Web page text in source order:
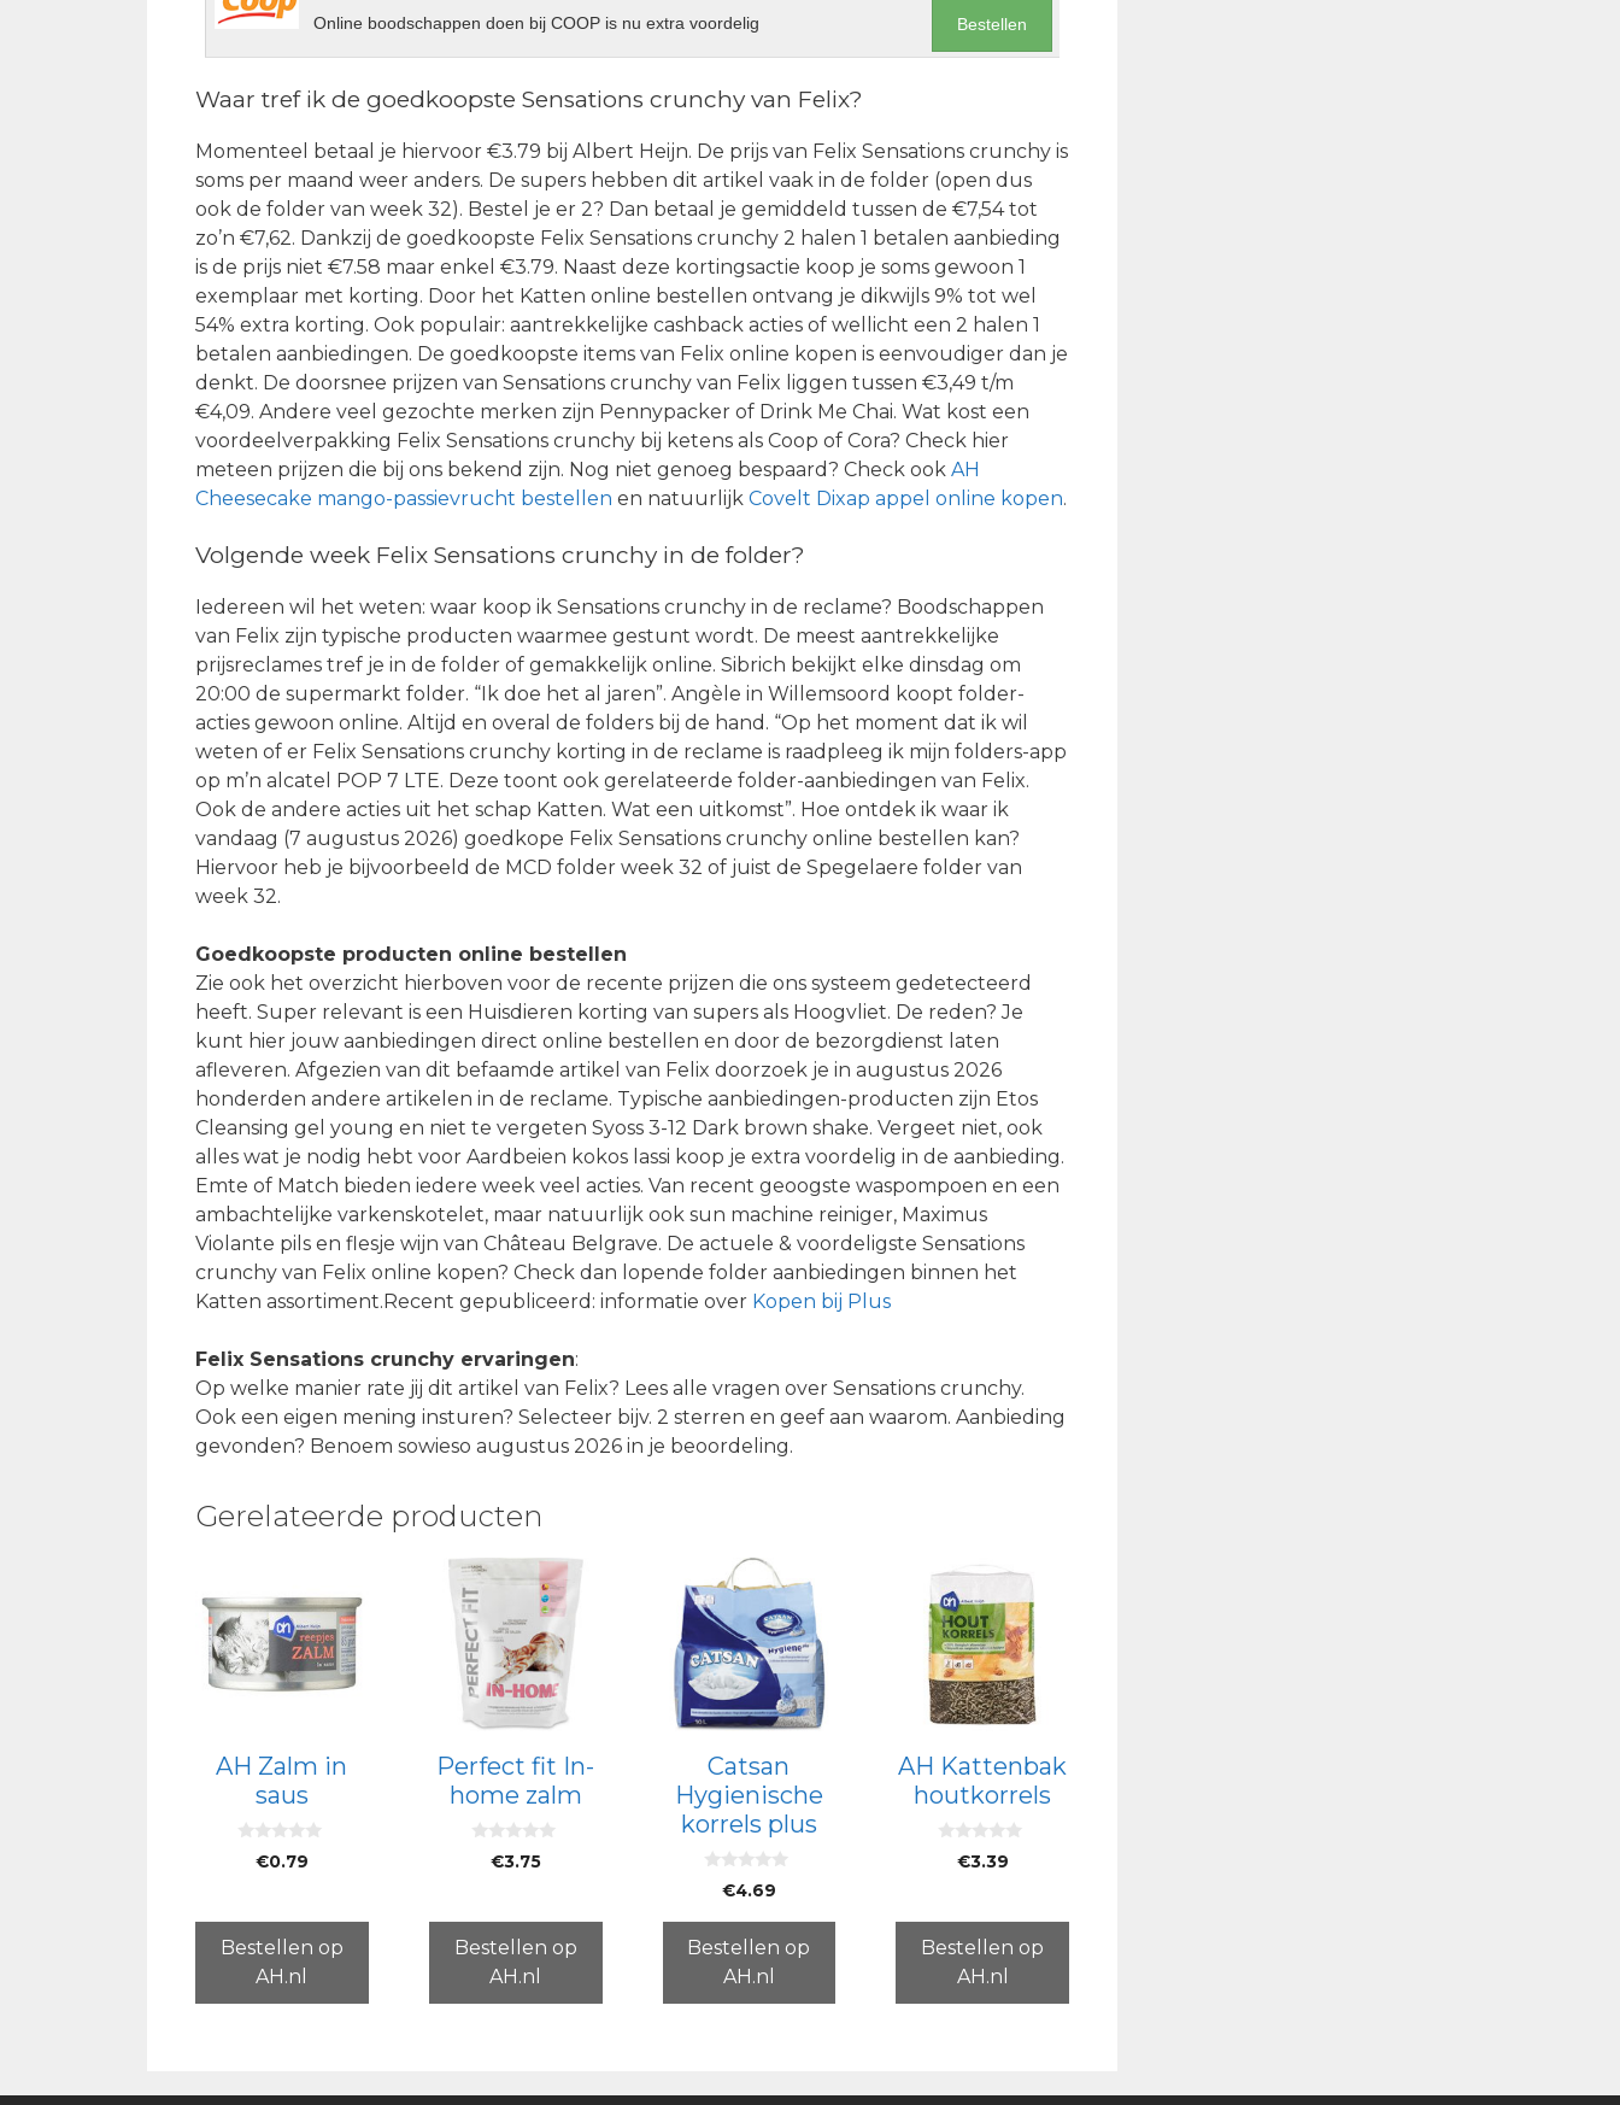
Online boodschappen doen bij COOP is nu extra voordelig Bestellen
Waar tref ik de goedkoopste Sensations crunchy van Felix?
Momenteel betaal je hiervoor €3.79 bij Albert Heijn. De prijs van Felix Sensations crunchy is
soms per maand weer anders. De supers hebben dit artikel vaak in de folder (open dus
ook de folder van week 32). Bestel je er 2? Dan betaal je gemiddeld tussen de €7,54 tot
zo’n €7,62. Dankzij de goedkoopste Felix Sensations crunchy 2 halen 1 betalen aanbieding
is de prijs niet €7.58 maar enkel €3.79. Naast deze kortingsactie koop je soms gewoon 1
exemplaar met korting. Door het Katten online bestellen ontvang je dikwijls 9% tot wel
54% extra korting. Ook populair: aantrekkelijke cashback acties of wellicht een 2 halen 1
betalen aanbiedingen. De goedkoopste items van Felix online kopen is eenvoudiger dan je
denkt. De doorsnee prijzen van Sensations crunchy van Felix liggen tussen €3,49 t/m
€4,09. Andere veel gezochte merken zijn Pennypacker of Drink Me Chai. Wat kost een
voordeelverpakking Felix Sensations crunchy bij ketens als Coop of Cora? Check hier
meteen prijzen die bij ons bekend zijn. Nog niet genoeg bespaard? Check ook AH
Cheesecake mango-passievrucht bestellen en natuurlijk Covelt Dixap appel online kopen.
Volgende week Felix Sensations crunchy in de folder?
Iedereen wil het weten: waar koop ik Sensations crunchy in de reclame? Boodschappen
van Felix zijn typische producten waarmee gestunt wordt. De meest aantrekkelijke
prijsreclames tref je in de folder of gemakkelijk online. Sibrich bekijkt elke dinsdag om
20:00 de supermarkt folder. “Ik doe het al jaren”. Angèle in Willemsoord koopt folder-
acties gewoon online. Altijd en overal de folders bij de hand. “Op het moment dat ik wil
weten of er Felix Sensations crunchy korting in de reclame is raadpleeg ik mijn folders-app
op m’n alcatel POP 7 LTE. Deze toont ook gerelateerde folder-aanbiedingen van Felix.
Ook de andere acties uit het schap Katten. Wat een uitkomst”. Hoe ontdek ik waar ik
vandaag (7 augustus 2026) goedkope Felix Sensations crunchy online bestellen kan?
Hiervoor heb je bijvoorbeeld de MCD folder week 32 of juist de Spegelaere folder van
week 32.
Goedkoopste producten online bestellen
Zie ook het overzicht hierboven voor de recente prijzen die ons systeem gedetecteerd
heeft. Super relevant is een Huisdieren korting van supers als Hoogvliet. De reden? Je
kunt hier jouw aanbiedingen direct online bestellen en door de bezorgdienst laten
afleveren. Afgezien van dit befaamde artikel van Felix doorzoek je in augustus 2026
honderden andere artikelen in de reclame. Typische aanbiedingen-producten zijn Etos
Cleansing gel young en niet te vergeten Syoss 3-12 Dark brown shake. Vergeet niet, ook
alles wat je nodig hebt voor Aardbeien kokos lassi koop je extra voordelig in de aanbieding.
Emte of Match bieden iedere week veel acties. Van recent geoogste waspompoen en een
ambachtelijke varkenskotelet, maar natuurlijk ook sun machine reiniger, Maximus
Violante pils en flesje wijn van Château Belgrave. De actuele & voordeligste Sensations
crunchy van Felix online kopen? Check dan lopende folder aanbiedingen binnen het
Katten assortiment.Recent gepubliceerd: informatie over Kopen bij Plus
Felix Sensations crunchy ervaringen:
Op welke manier rate jij dit artikel van Felix? Lees alle vragen over Sensations crunchy.
Ook een eigen mening insturen? Selecteer bijv. 2 sterren en geef aan waarom. Aanbieding
gevonden? Benoem sowieso augustus 2026 in je beoordeling.
Gerelateerde producten
AH Zalm in
saus
€0.79
Bestellen op
AH.nl
Perfect fit In-
home zalm
€3.75
Bestellen op
AH.nl
Catsan
Hygienische
korrels plus
5
€4.69
Bestellen op
AH.nl
AH Kattenbak
houtkorrels
€3.39
Bestellen op
AH.nl